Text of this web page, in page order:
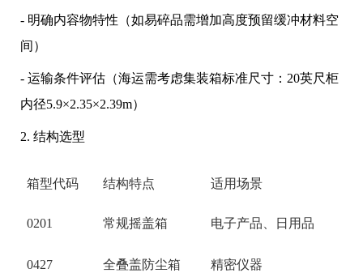
- 明确内容物特性（如易碎品需增加高度预留缓冲材料空
间）
- 运输条件评估（海运需考虑集装箱标准尺寸：20英尺柜
内径5.9×2.35×2.39m）
2. 结构选型
箱型代码 结构特点 适用场景
0201 常规摇盖箱 电子产品、日用品
0427 全叠盖防尘箱 精密仪器